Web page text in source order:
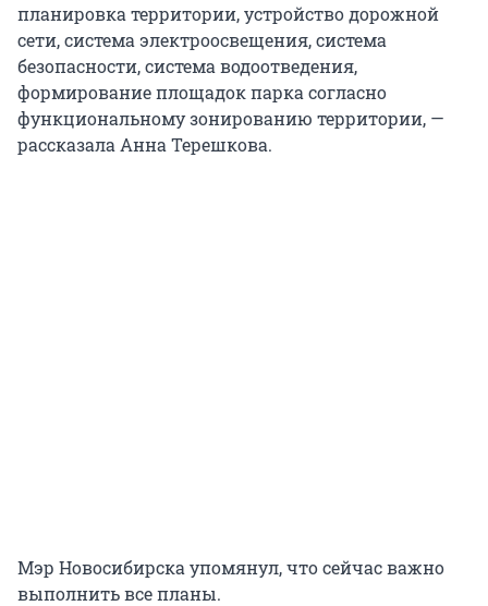
планировка территории, устройство дорожной
сети, система электроосвещения, система
безопасности, система водоотведения,
формирование площадок парка согласно
функциональному зонированию территории, —
рассказала Анна Терешкова.
Мэр Новосибирска упомянул, что сейчас важно
выполнить все планы.